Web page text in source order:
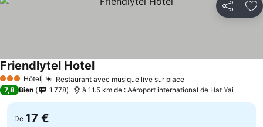
Partager
3 ÉtoilesHôtel Restaurant avec musique live sur place
Friendlytel Hotel
7,8 Bien 1 778 à 11.5 km de : Aéroport international de Hat Yai
De 17 €